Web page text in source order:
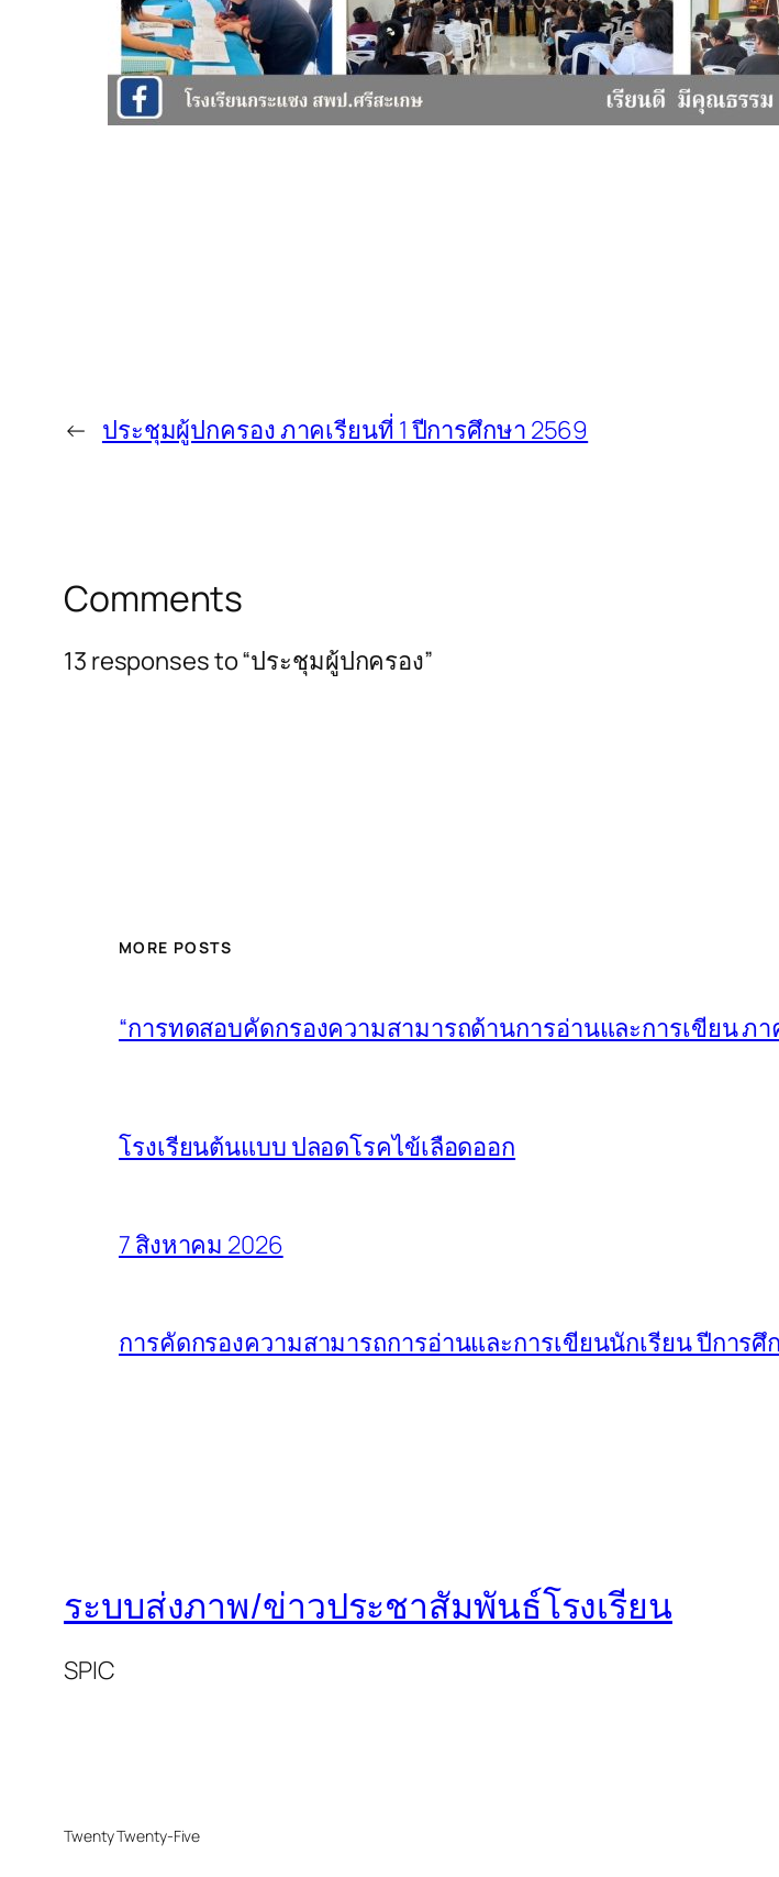
← ประชุมผู้ปกครอง ภาคเรียนที่ 1 ปีการศึกษา 2569
Comments
13 responses to “ประชุมผู้ปกครอง”
MORE POSTS
“การทดสอบคัดกรองความสามารถด้านการอ่านและการเขียน ภา
โรงเรียนต้นแบบ ปลอดโรคไข้เลือดออก
7 สิงหาคม 2026
การคัดกรองความสามารถการอ่านและการเขียนนักเรียน ปีการศึ
ระบบส่งภาพ/ข่าวประชาสัมพันธ์โรงเรียน
SPIC
Twenty Twenty-Five